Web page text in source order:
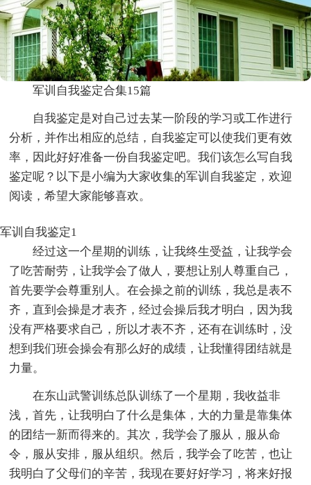
军训自我鉴定合集15篇
自我鉴定是对自己过去某一阶段的学习或工作进行
分析，并作出相应的总结，自我鉴定可以使我们更有效
率，因此好好准备一份自我鉴定吧。我们该怎么写自我
鉴定呢？以下是小编为大家收集的军训自我鉴定，欢迎
阅读，希望大家能够喜欢。
军训自我鉴定1
经过这一个星期的训练，让我终生受益，让我学会
了吃苦耐劳，让我学会了做人，要想让别人尊重自己，
首先要学会尊重别人。在会操之前的训练，我总是表不
齐，直到会操是才表齐，经过会操后我才明白，因为我
没有严格要求自己，所以才表不齐，还有在训练时，没
想到我们班会操会有那么好的成绩，让我懂得团结就是
力量。
在东山武警训练总队训练了一个星期，我收益非
浅，首先，让我明白了什么是集体，大的力量是靠集体
的团结一新而得来的。其次，我学会了服从，服从命
令，服从安排，服从组织。然后，我学会了吃苦，也让
我明白了父母们的辛苦，我现在要好好学习，将来好报